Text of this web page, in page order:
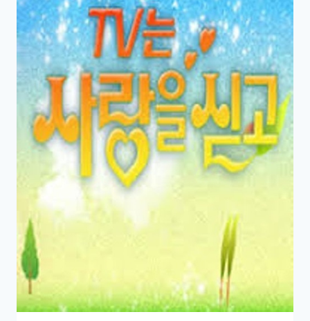
리
까
지:
90
년
대
만
화
가
리
쳐
준